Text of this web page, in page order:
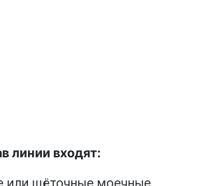
линии входят:
или щёточные моечные